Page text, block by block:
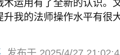
术运用有了全新的认识。
升我的法师操作水平有很